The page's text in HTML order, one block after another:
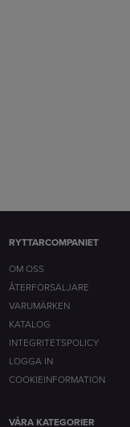
RYTTARCOMPANIET
OM OSS
ÅTERFÖRSÄLJARE
VARUMÄRKEN
KATALOG
INTEGRITETSPOLICY
LOGGA IN
COOKIEINFORMATION
VÅRA KATEGORIER